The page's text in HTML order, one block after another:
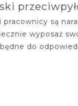
pracownicy są
wyposaż
do